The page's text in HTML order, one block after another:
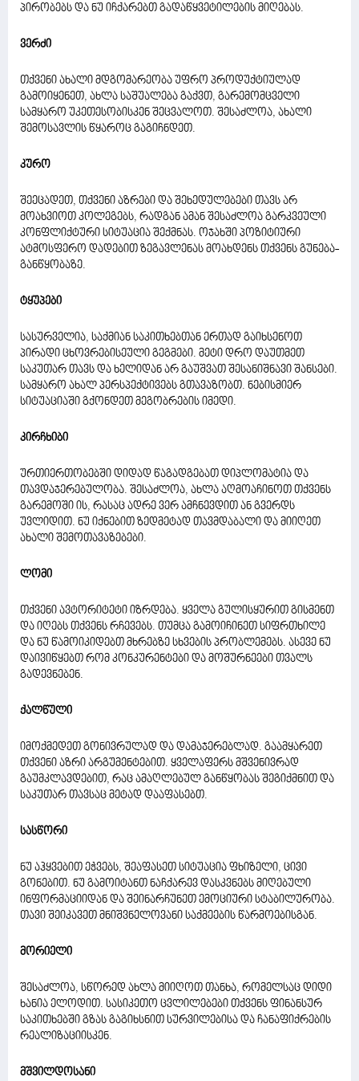
პირობებს და ნუ იჩქარებთ გადაწყვეტილების მიღებას.
ვერძი
თქვენი ახალი მდგომარეობა უფრო პროდუქტიულად
გამოიყენეთ, ახლა საშუალება გაქვთ, გარემომცველი
სამყარო უკეთესობისკენ შეცვალოთ. შესაძლოა, ახალი
შემოსავლის წყაროც გაგიჩნდეთ.
კურო
შეეცადეთ, თქვენი აზრები და შეხედულებები თავს არ
მოახვიოთ კოლეგებს, რადგან ამან შესაძლოა გარკვეული
კონფლიქტური სიტუაცია შექმნას. ოჯახში პოზიტიური
ატმოსფერო დადებით ზეგავლენას მოახდენს თქვენს გუნება-
განწყობაზე.
ტყუპები
სასურველია, საქმიან საკითხებთან ერთად გაიხსენოთ
პირადი ცხოვრებისეული გეგმები. მეტი დრო დაუთმეთ
საკუთარ თავს და ხელიდან არ გაუშვათ შესანიშნავი შანსები.
სამყარო ახალ პერსპექტივებს გთავაზობთ. ნებისმიერ
სიტუაციაში გქონდეთ მეგობრების იმედი.
კირჩხიბი
ურთიერთობებში დიდად წაგადგებათ დიპლომატია და
თავდაჯერებულობა. შესაძლოა, ახლა აღმოაჩინოთ თქვენს
გარემოში ის, რასაც ადრე ვერ ამჩნევდით ან გვერდს
უვლიდით. ნუ იქნებით ზედმეტად თავმდაბალი და მიიღეთ
ახალი შემოთავაზებები.
ლომი
თქვენი ავტორიტეტი იზრდება. ყველა გულისყურით გისმენთ
და იღებს თქვენს რჩევებს. თუმცა გამოიჩინეთ სიფრთხილე
და ნუ წამოიკიდებთ მხრებზე სხვების პრობლემებს. ასევე ნუ
დაივიწყებთ რომ კონკურენტები და მოშურნეები თვალს
გადევნებენ.
ქალწული
იმოქმედეთ გონივრულად და დამაჯერებლად. გაამყარეთ
თქვენი აზრი არგუმენტებით. ყველაფერს მშვენივრად
გაუმკლავდებით, რაც ამაღლებულ განწყობას შეგიქმნით და
საკუთარ თავსაც მეტად დააფასებთ.
სასწორი
ნუ აჰყვებით ეჭვებს, შეაფასეთ სიტუაცია ფხიზელი, ცივი
გონებით. ნუ გამოიტანთ ნაჩქარევ დასკვნებს მიღებული
ინფორმაციიდან და შეინარჩუნეთ ემოციური სტაბილურობა.
თავი შეიკავეთ მნიშვნელოვანი საქმეების წარმოებისგან.
მორიელი
შესაძლოა, სწორედ ახლა მიიღოთ თანხა, რომელსაც დიდი
ხანია ელოდით. სასიკეთო ცვლილებები თქვენს ფინანსურ
საკითხებში გზას გაგიხსნით სურვილებისა და ჩანაფიქრების
რეალიზაციისკენ.
მშვილდოსანი